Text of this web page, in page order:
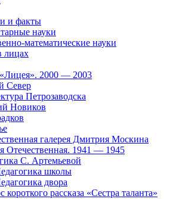
и факты
науки
математические науки
лицах
2000 — 2003
Север
Петрозаводска
Новиков
галерея Дмитрия Москина
Отечественная. 1941 — 1945
С. Артемьевой
школы
двора
короткого рассказа «Сестра таланта»